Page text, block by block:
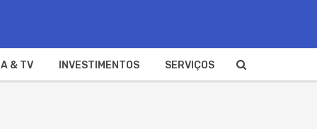
& TV INVESTIMENTOS SERVIÇOS